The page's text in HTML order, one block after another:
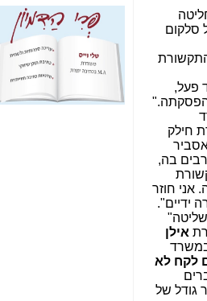
סלקום
התקשורת
פעל,
חילק
בה,
אני חוזר
ידיים".
אילן
במשרד
לקח לא
גודל של
אחת הרגליים של "תיק
4000 התפור"
התמוטטה היום
בניצחון (כפול) של בזק
-
כאן
איך כתבות מפנקות
הפכו לפתע לטובת